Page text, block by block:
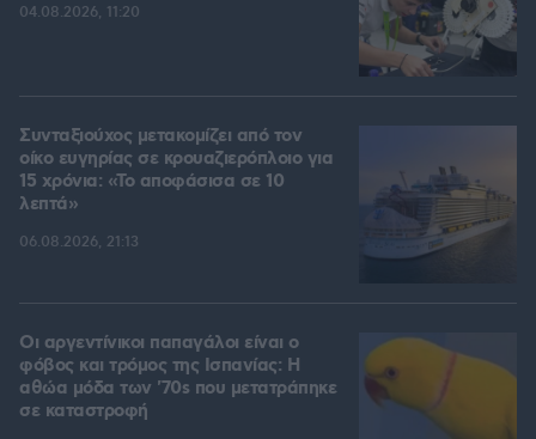
04.08.2026, 11:20
Συνταξιούχος μετακομίζει από τον
οίκο ευγηρίας σε κρουαζιερόπλοιο για
15 χρόνια: «Το αποφάσισα σε 10
λεπτά»
06.08.2026, 21:13
Οι αργεντίνικοι παπαγάλοι είναι ο
φόβος και τρόμος της Ισπανίας: Η
αθώα μόδα των '70s που μετατράπηκε
σε καταστροφή